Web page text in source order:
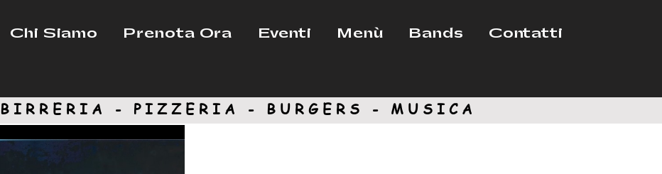
Chi Siamo Prenota Ora Eventi Menù Bands Contatti
BIRRERIA - PIZZERIA - BURGERS - MUSICA